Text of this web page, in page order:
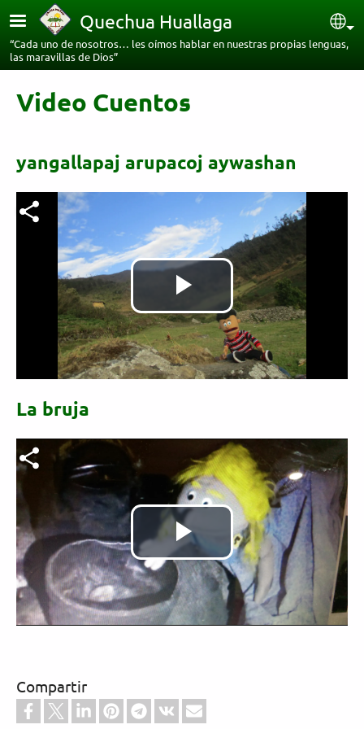
Pasar al contenido principal
Quechua Huallaga
“Cada uno de nosotros… les oímos hablar en nuestras propias lenguas,
las maravillas de Dios”
Video Cuentos
Archivo de vídeo
Reproducir
Vídeo
yangallapaj arupacoj aywashan
Archivo de vídeo
Reproducir
Vídeo
La bruja
Compartir